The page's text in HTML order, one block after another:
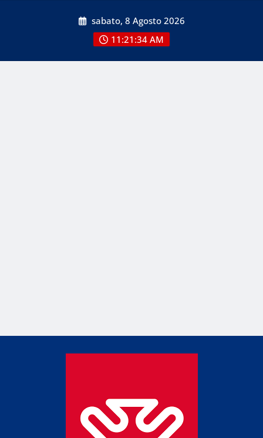
sabato, 8 Agosto 2026
11:21:35 AM